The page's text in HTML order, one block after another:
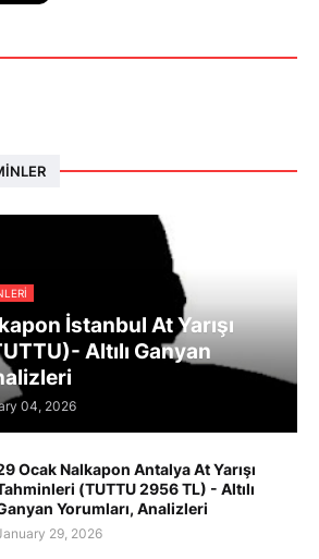
İstanbul At Yarışı
Altılı Ganyan
04, 2026
Ocak Nalkapon Antalya At Yarışı
(TUTTU 2956 TL) - Altılı
Yorumları, Analizleri
29, 2026